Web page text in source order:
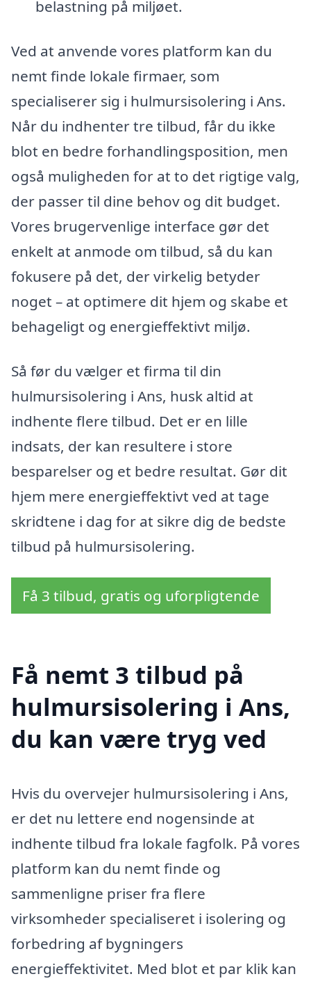
belastning på miljøet.
Ved at anvende vores platform kan du
nemt finde lokale firmaer, som
specialiserer sig i hulmursisolering i Ans.
Når du indhenter tre tilbud, får du ikke
blot en bedre forhandlingsposition, men
også muligheden for at to det rigtige valg,
der passer til dine behov og dit budget.
Vores brugervenlige interface gør det
enkelt at anmode om tilbud, så du kan
fokusere på det, der virkelig betyder
noget – at optimere dit hjem og skabe et
behageligt og energieffektivt miljø.
Så før du vælger et firma til din
hulmursisolering i Ans, husk altid at
indhente flere tilbud. Det er en lille
indsats, der kan resultere i store
besparelser og et bedre resultat. Gør dit
hjem mere energieffektivt ved at tage
skridtene i dag for at sikre dig de bedste
tilbud på hulmursisolering.
Få 3 tilbud, gratis og uforpligtende
Få nemt 3 tilbud på
hulmursisolering i Ans,
du kan være tryg ved
Hvis du overvejer hulmursisolering i Ans,
er det nu lettere end nogensinde at
indhente tilbud fra lokale fagfolk. På vores
platform kan du nemt finde og
sammenligne priser fra flere
virksomheder specialiseret i isolering og
forbedring af bygningers
energieffektivitet. Med blot et par klik kan